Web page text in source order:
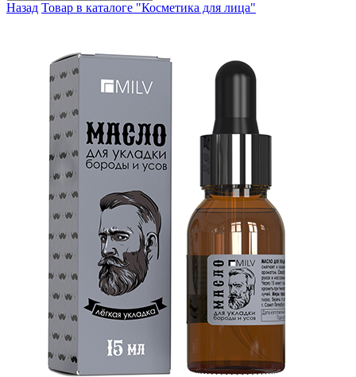
Назад Товар в каталоге "Косметика для лица"